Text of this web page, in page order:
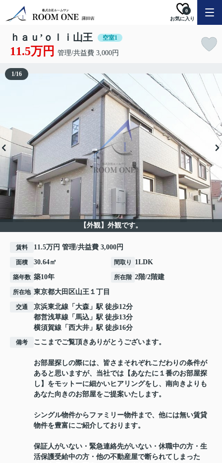
お気に入り
0
ｈａｕ’ｏｌｉ山王 空室1
11.5万円 管理/共益費 3,000円
【外観】外観です。
1/16
賃料 11.5万円 管理/共益費 3,000円
面積 30.64㎡ 間取り 1LDK
築年数 築10年 所在階 2階/2階建
所在地 東京都大田区山王 １丁目
交通 京浜東北線 「 大森 」駅 徒歩12分
都営浅草線 「 馬込 」駅 徒歩13分
横須賀線 「 西大井 」駅 徒歩16分
備考 ここまでご覧頂きありがとうございます。
お部屋探しの際には、皆さまそれぞれこだわりの条件が
あると思いますが、当社では【あなたに１番のお部屋探
し】をモットーに細かいヒアリングをし、南向きよりも
あなた向きのお部屋をご提案いたします。
シングル物件からファミリー物件まで、他には無い賃貸
物件を豊富にご紹介しております。
保証人がいない・緊急連絡先がいない・休職中の方・生
活保護受給中の方・他の不動産屋で断られてしまった